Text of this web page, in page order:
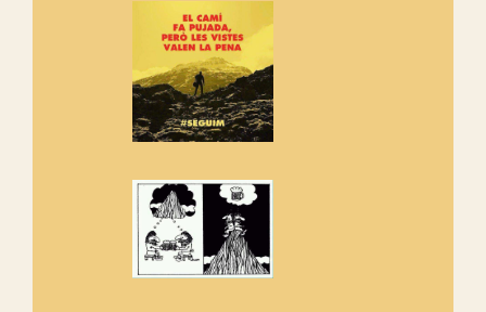
adhereix-te al manifest!
Rebem un diploma dels
Amics de Sant Aniol d'Aguja
Els Centpeus estem implicats
de l'entorn de Sant Aniol